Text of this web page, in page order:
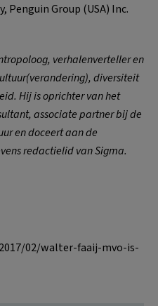
Penguin Group (USA) Inc.
verhalenverteller en
diversiteit
Hij is oprichter van het
associate partner bij de
en doceert aan de
redactielid van Sigma.
02/walter-faaij-mvo-is-